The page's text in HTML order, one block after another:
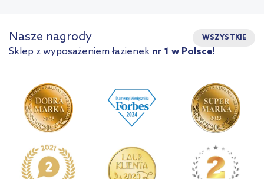
Nasze nagrody WSZYSTKIE
Sklep z wyposażeniem łazienek nr 1 w Polsce!